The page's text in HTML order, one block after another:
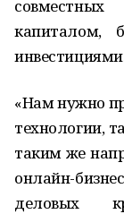
капиталом,
«Нам нужно
технологии,
таким же
онлайн-
деловых